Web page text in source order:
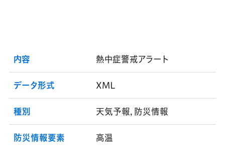
内容 熱中症警戒アラート
データ形式 XML
種別 天気予報, 防災情報
防災情報要素 高温